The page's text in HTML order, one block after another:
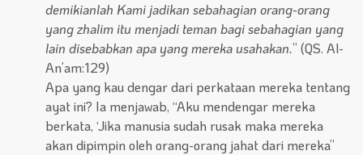
demikianlah Kami jadikan sebahagian orang-orang
yang zhalim itu menjadi teman bagi sebahagian yang
lain disebabkan apa yang mereka usahakan.” (QS. Al-
An’am:129)
Apa yang kau dengar dari perkataan mereka tentang
ayat ini? Ia menjawab, “Aku mendengar mereka
berkata, ‘Jika manusia sudah rusak maka mereka
akan dipimpin oleh orang-orang jahat dari mereka”